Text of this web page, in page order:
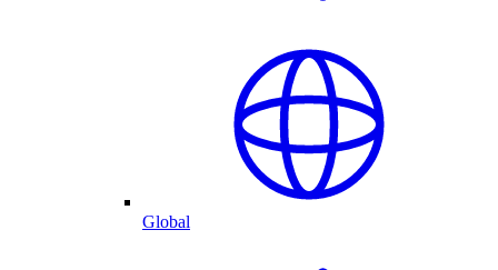
Global